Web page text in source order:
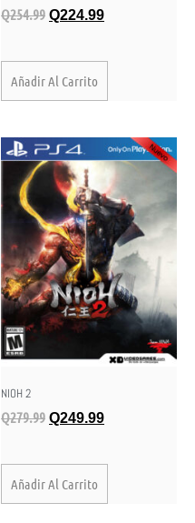
Q254.99 Q224.99
Añadir Al Carrito
NIOH 2
Q279.99 Q249.99
Añadir Al Carrito